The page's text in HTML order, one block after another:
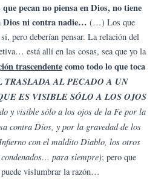
pecan no piensa en Dios, no tiene
Dios ni contra nadie… (…) Los que
pero deberían pensar. La relación del
está allí en las cosas, sea que yo la
trascendentecomo todo lo que toca
TRASLADA AL PECADO A UN
ES VISIBLE SÓLO A LOS OJOS
y visible sólo a los ojos de la Fe por la
contra Dios, y por la gravedad de los
con el maldito Diablo, los otros
para siempre); pero que
vislumbrar la razón…